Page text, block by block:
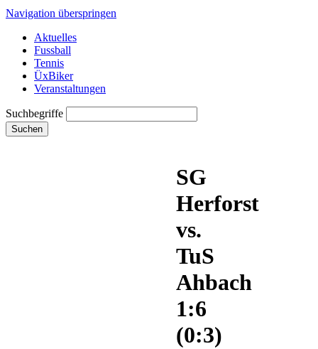
Navigation überspringen
Aktuelles
Fussball
Tennis
ÜxBiker
Veranstaltungen
Suchbegriffe
Suchen
SG
Herforst
vs.
TuS
Ahbach
1:6
(0:3)